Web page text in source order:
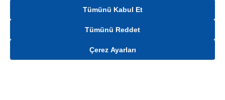
Gelince Haber Ver
Tümünü Kabul Et
Tümünü Reddet
Çerez Ayarları